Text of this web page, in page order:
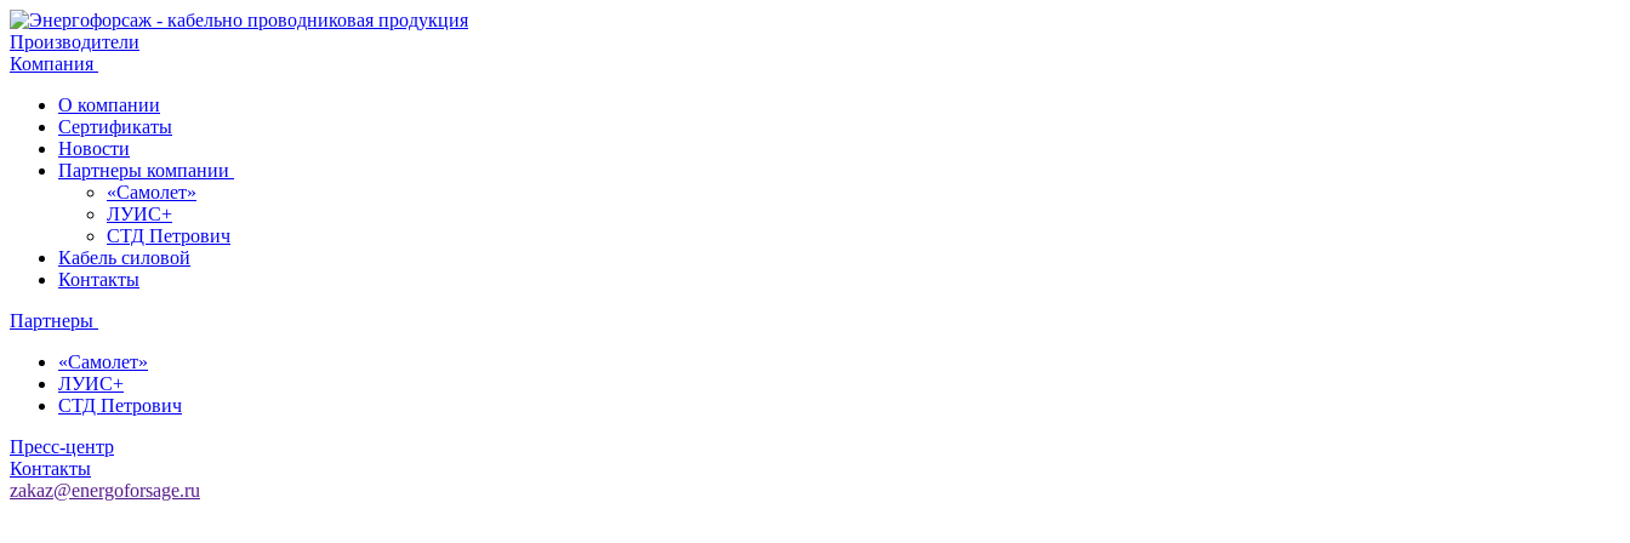
Производители
Компания
О компании
Сертификаты
Новости
Партнеры компании
«Самолет»
ЛУИС+
СТД Петрович
Кабель силовой
Контакты
Партнеры
«Самолет»
ЛУИС+
СТД Петрович
Пресс-центр
Контакты
zakaz@energoforsage.ru